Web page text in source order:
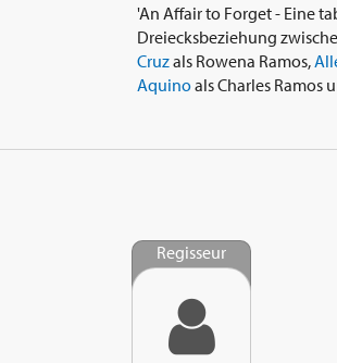
'An Affair to Forget - Eine
Dreiecksbeziehung
Cruzals Rowena Ramos,
Aquinoals Charles Ramos
Regisseur